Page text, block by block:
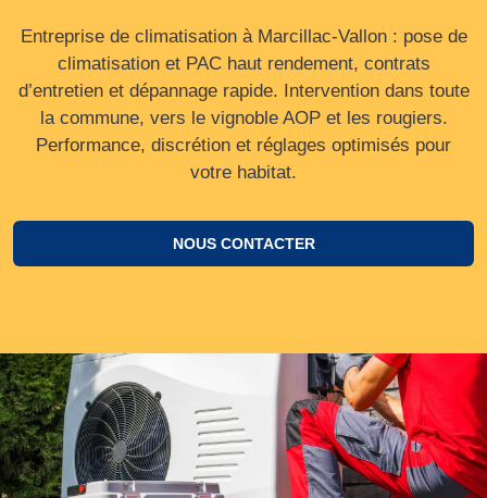
Entreprise de climatisation à Marcillac-Vallon : pose de
climatisation et PAC haut rendement, contrats
d’entretien et dépannage rapide. Intervention dans toute
la commune, vers le vignoble AOP et les rougiers.
Performance, discrétion et réglages optimisés pour
votre habitat.
NOUS CONTACTER